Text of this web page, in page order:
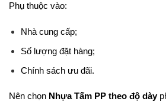
Phụ thuộc vào:
Nhà cung cấp;
Số lượng đặt hàng;
Chính sách ưu đãi.
Nên chọn Nhựa Tấm PP theo độ dày